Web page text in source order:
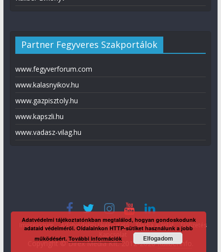
Partner Fegyveres Szakportálok
www.fegyverforum.com
www.kalasnyikov.hu
www.gazpisztoly.hu
www.kapszli.hu
www.vadasz-vilag.hu
Impresszum Adatvédelmi tájékoztató Média ajánlat
Előfizetés
Copyright © Direx Média Kft. 2012-2026KaliberInfo
Adatvédelmi tájékoztatónkban megtalálod, hogyan gondoskodunk
adataid védelméről. Oldalainkon HTTP-sütiket használunk a jobb
működésért.További információk Elfogadom